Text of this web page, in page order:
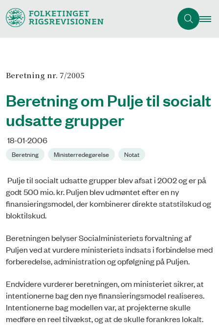
Beretning nr. 7/2005
Beretning om Pulje til socialt
udsatte grupper
18-01-2006
Beretning Ministerredegørelse Notat
Pulje til socialt udsatte grupper blev afsat i 2002 og er på
godt 500 mio. kr. Puljen blev udmøntet efter en ny
finansieringsmodel, der kombinerer direkte statstilskud og
bloktilskud.
Beretningen belyser Socialministeriets forvaltning af
Puljen ved at vurdere ministeriets indsats i forbindelse med
forberedelse, administration og opfølgning på Puljen.
Endvidere vurderer beretningen, om ministeriet sikrer, at
intentionerne bag den nye finansieringsmodel realiseres.
Intentionerne bag modellen var, at projekterne skulle
medføre en reel tilvækst, og at de skulle forankres lokalt.